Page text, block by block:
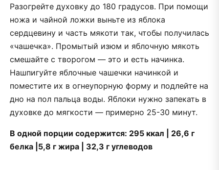
Разогрейте духовку до 180 градусов. При помощи
ножа и чайной ложки выньте из яблока
сердцевину и часть мякоти так, чтобы получилась
«чашечка». Промытый изюм и яблочную мякоть
смешайте с творогом — это и есть начинка.
Нашпигуйте яблочные чашечки начинкой и
поместите их в огнеупорную форму и подлейте на
дно на пол пальца воды. Яблоки нужно запекать в
духовке до мягкости — примерно 25-30 минут.
В одной порции содержится: 295 ккал | 26,6 г
белка |5,8 г жира | 32,3 г углеводов